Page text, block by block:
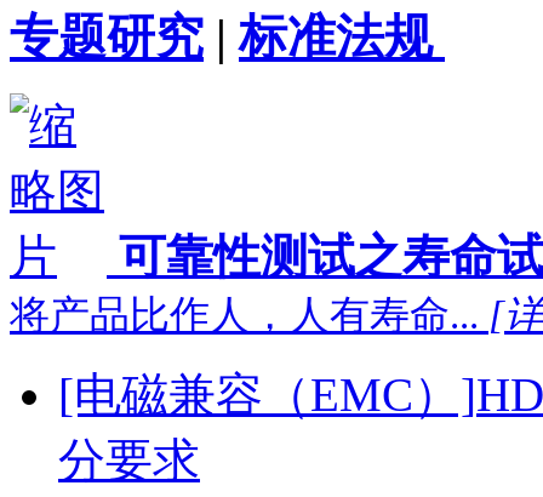
专题研究 | 标准法规
可靠性测试之寿命
将产品比作人，人有寿命... [
[电磁兼容（EMC）]
分要求